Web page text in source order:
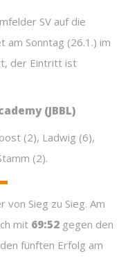
SV auf die
am Sonntag (26.1.) im
der Eintritt ist
(JBBL)
(2), Ladwig (6),
(2).
von Sieg zu Sieg. Am
mit 69:52 gegen den
fünften Erfolg am